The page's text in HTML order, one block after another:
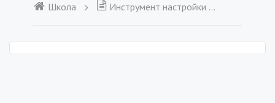
Школа Инструмент настройки восприятия